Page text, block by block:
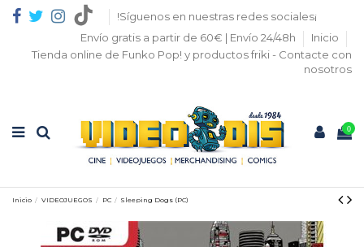
!Síguenos en nuestras redes sociales¡
Envío gratis a partir de 60€ | Envío 24/48h
Inicio
Tienda online de Funko Pop! y productos friki - Contacte con
nosotros
0
Inicio VIDEOJUEGOS PC Sleeping Dogs (PC)